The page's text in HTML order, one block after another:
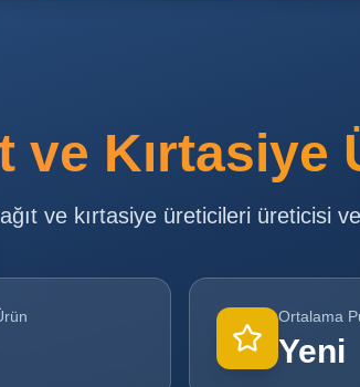
ve Kırtasiye
ve kırtasiye üreticileri üreticisi
Ortalama
Yeni